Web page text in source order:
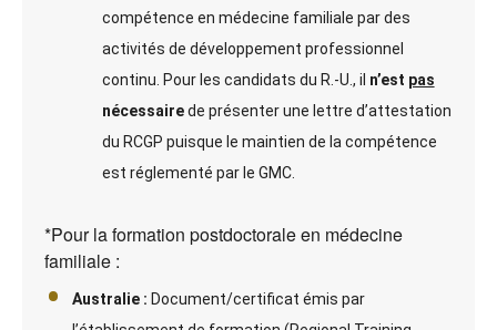
compétence en médecine familiale par des
activités de développement professionnel
continu. Pour les candidats du R.-U., il n’est pas
nécessairede présenter une lettre d’attestation
du RCGP puisque le maintien de la compétence
est réglementé par le GMC.
*Pour la formation postdoctorale en médecine
familiale :
Australie : Document/certificat émis par